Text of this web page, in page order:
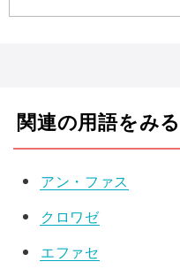
関連の用語をみる
アン・ファス
クロワゼ
エファセ